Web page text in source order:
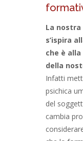
La
s’ispira
che è
della
Infatti
psichica
del
cambia